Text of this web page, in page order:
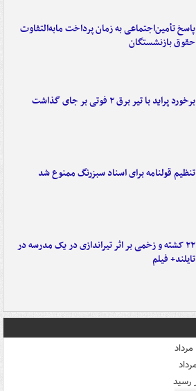
پاسخ تأمین‌اجتماعی به زمان پرداخت مابه‌التفاوت
حقوق بازنشستگان
برخورد پراید با تیر برق ۲ فوتی بر جای گذاشت
تنظیم قولنامه برای اسناد سبزرنگ ممنوع شد
۲۲ کشته و زخمی بر اثر تیراندازی در یک مدرسه در
تایلند+ فیلم